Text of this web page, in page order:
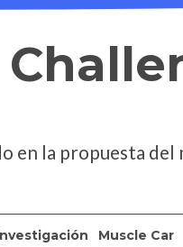
en la propuesta del
Muscle Car